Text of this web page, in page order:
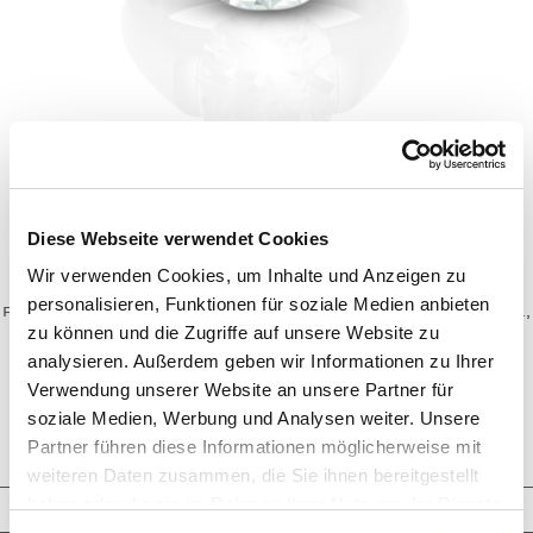
Diese Webseite verwendet Cookies
Wir verwenden Cookies, um Inhalte und Anzeigen zu
personalisieren, Funktionen für soziale Medien anbieten
zu können und die Zugriffe auf unsere Website zu
analysieren. Außerdem geben wir Informationen zu Ihrer
Verwendung unserer Website an unsere Partner für
soziale Medien, Werbung und Analysen weiter. Unsere
Partner führen diese Informationen möglicherweise mit
weiteren Daten zusammen, die Sie ihnen bereitgestellt
ELEGANCE
Ring mit antikoval geschliffenem Diamanten von 5,08 ct.,
wie frei schwebend in Platin Iridium gefasst.
Elegance
Ring Diamant
ANFRAGE
Schmuckkreationen